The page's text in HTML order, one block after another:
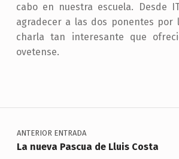
cabo en nuestra escuela. Desde
agradecer a las dos ponentes por
charla tan interesante que
ovetense.
Navegación de entradas
ANTERIOR ENTRADA
La nueva Pascua de Lluis Costa